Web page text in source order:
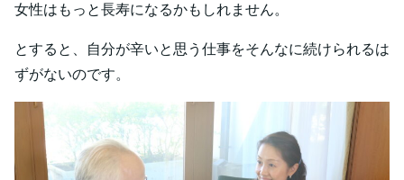
女性はもっと長寿になるかもしれません。
とすると、自分が辛いと思う仕事をそんなに続けられるは
ずがないのです。